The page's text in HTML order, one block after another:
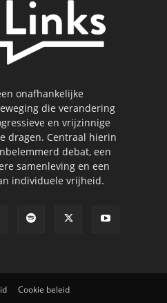
onafhankelijke
die verandering
en vrijzinnige
dragen. Centraal hierin
debat, een
samenleving en een
individuele vrijheid.
Cookie beleid